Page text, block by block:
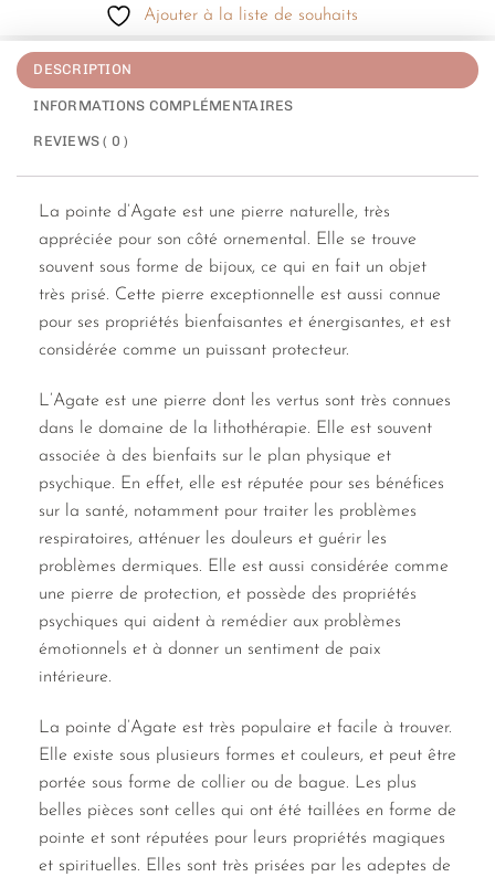
Ajouter à la liste de souhaits
DESCRIPTION
INFORMATIONS COMPLÉMENTAIRES
REVIEWS ( 0 )
La pointe d’Agate est une pierre naturelle, très
appréciée pour son côté ornemental. Elle se trouve
souvent sous forme de bijoux, ce qui en fait un objet
très prisé. Cette pierre exceptionnelle est aussi connue
pour ses propriétés bienfaisantes et énergisantes, et est
considérée comme un puissant protecteur.
L’Agate est une pierre dont les vertus sont très connues
dans le domaine de la lithothérapie. Elle est souvent
associée à des bienfaits sur le plan physique et
psychique. En effet, elle est réputée pour ses bénéfices
sur la santé, notamment pour traiter les problèmes
respiratoires, atténuer les douleurs et guérir les
problèmes dermiques. Elle est aussi considérée comme
une pierre de protection, et possède des propriétés
psychiques qui aident à remédier aux problèmes
émotionnels et à donner un sentiment de paix
intérieure.
La pointe d’Agate est très populaire et facile à trouver.
Elle existe sous plusieurs formes et couleurs, et peut être
portée sous forme de collier ou de bague. Les plus
belles pièces sont celles qui ont été taillées en forme de
pointe et sont réputées pour leurs propriétés magiques
et spirituelles. Elles sont très prisées par les adeptes de